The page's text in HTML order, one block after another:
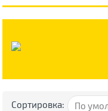
Сортировка: